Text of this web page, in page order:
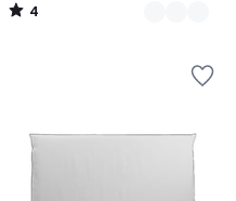
4
/